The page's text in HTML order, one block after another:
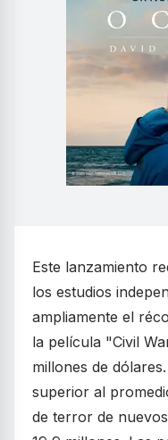
Este lanzamiento
los estudios
ampliamente el
la película "Civil
millones de
superior al
de terror de